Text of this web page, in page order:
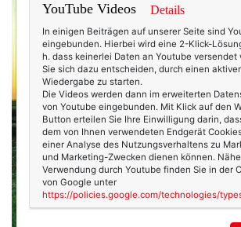
YouTube Videos Details
In einigen Beiträgen auf unserer Seite sind
eingebunden. Hierbei wird eine 2-Klick-
h. dass keinerlei Daten an Youtube versendet
Sie sich dazu entscheiden, durch einen
Wiedergabe zu starten.
Die Videos werden dann im erweiterten
von Youtube eingebunden. Mit Klick auf den
Button erteilen Sie Ihre Einwilligung darin,
dem von Ihnen verwendeten Endgerät
einer Analyse des Nutzungsverhaltens zu
und Marketing-Zwecken dienen können.
Verwendung durch Youtube finden Sie in der
von Google unter
https://policies.google.com/technologies/